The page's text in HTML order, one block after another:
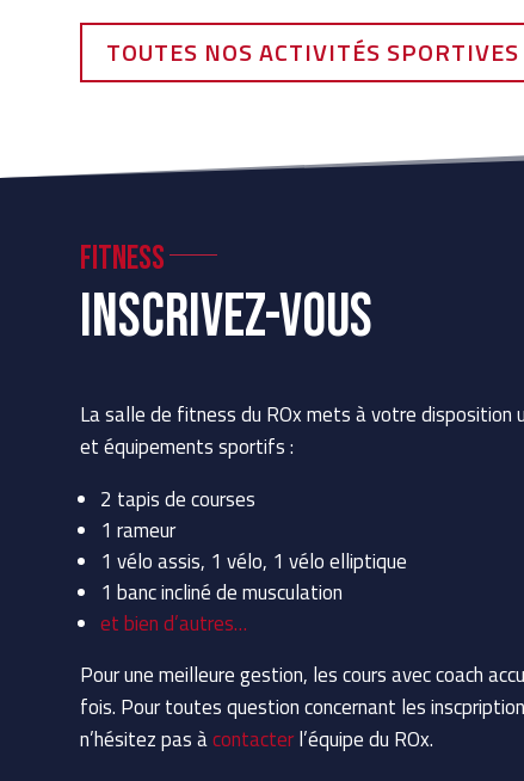
TOUTES NOS ACTIVITÉS SPORTIVES
Fitness
Inscrivez-vous
La salle de fitness du ROx mets à votre disposition
et équipements sportifs :
2 tapis de courses
1 rameur
1 vélo assis, 1 vélo, 1 vélo elliptique
1 banc incliné de musculation
et bien d’autres…
Pour une meilleure gestion, les cours avec coach
fois. Pour toutes question concernant les
n’hésitez pas àcontacterl’équipe du ROx.